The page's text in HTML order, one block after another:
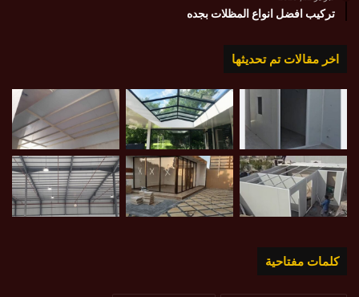
تركيب افضل انواع المظلات بجده
اخر مقالات تم تحديثها
كلمات مفتاحية